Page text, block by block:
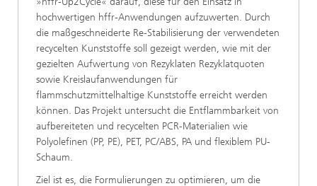
hochwertigen hffr-Anwendungen aufzuwerten. Durch
die maßgeschneiderte Re-Stabilisierung der verwendeten
recycelten Kunststoffe soll gezeigt werden, wie mit der
gezielten Aufwertung von Rezyklaten Rezyklatquoten
sowie Kreislaufanwendungen für
flammschutzmittelhaltige Kunststoffe erreicht werden
können. Das Projekt untersucht die Entflammbarkeit von
aufbereiteten und recycelten PCR-Materialien wie
Polyolefinen (PP, PE), PET, PC/ABS, PA und flexiblem PU-
Schaum.
Ziel ist es, die Formulierungen zu optimieren, um die